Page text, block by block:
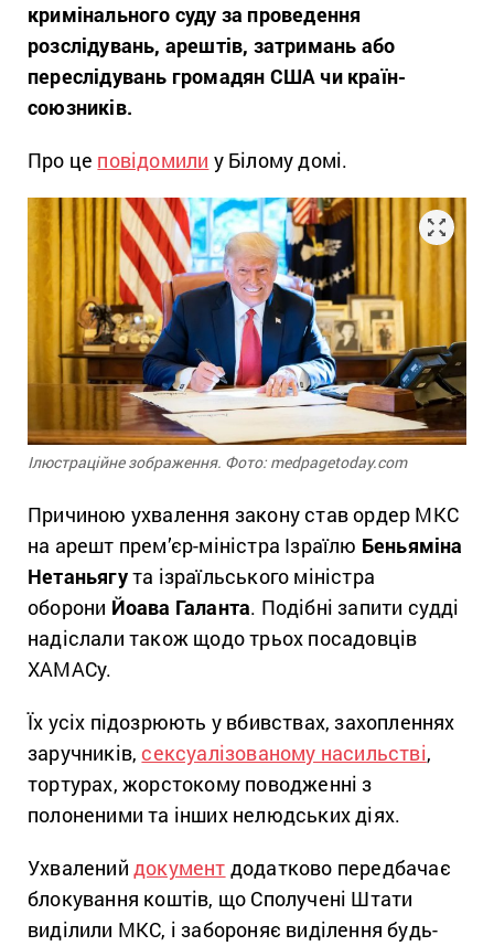
кримінального суду за проведення
розслідувань, арештів, затримань або
переслідувань громадян США чи країн-
союзників.
Про це повідомили у Білому домі.
Ілюстраційне зображення. Фото: medpagetoday.com
Причиною ухвалення закону став ордер МКС
на арешт прем’єр-міністра Ізраїлю Беньяміна
Нетаньягута ізраїльського міністра
оборони Йоава Галанта. Подібні запити судді
надіслали також щодо трьох посадовців
ХАМАСу.
Їх усіх підозрюють у вбивствах, захопленнях
заручників, сексуалізованому насильстві,
тортурах, жорстокому поводженні з
полоненими та інших нелюдських діях.
Ухвалений документ додатково передбачає
блокування коштів, що Сполучені Штати
виділили МКС, і забороняє виділення будь-